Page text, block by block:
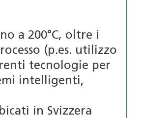
a 200°C, oltre i
(p.es. utilizzo
tecnologie per
intelligenti,
in Svizzera